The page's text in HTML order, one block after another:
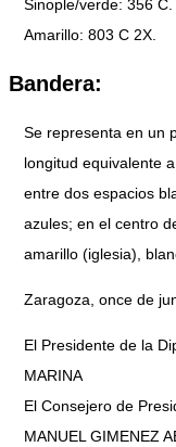
Sinople/verde: 356 C.
Amarillo: 803 C 2X.
Bandera:
Se representa en un
longitud equivalente
entre dos espacios
azules; en el centro
amarillo (iglesia),
Zaragoza, once de
El Presidente de la
MARINA
El Consejero de
MANUEL GIMENEZ